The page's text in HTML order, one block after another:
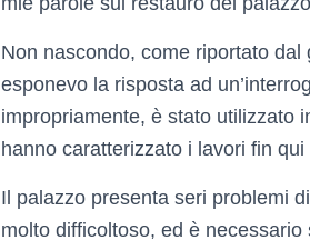
Non nascondo, come riportato dal
esponevo la risposta ad
impropriamente, è stato utilizzato
hanno caratterizzato i lavori fin qui
Il palazzo presenta seri problemi
molto difficoltoso, ed è